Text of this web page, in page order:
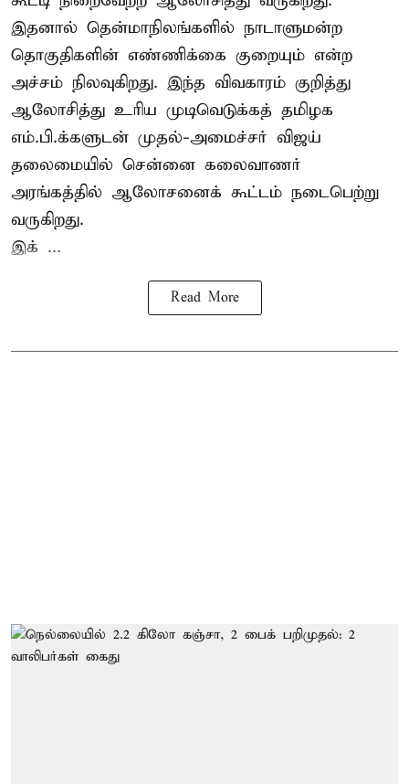
இதனால் தென்மாநிலங்களில் நாடாளுமன்ற
தொகுதிகளின் எண்ணிக்கை குறையும் என்ற
அச்சம் நிலவுகிறது. இந்த விவகாரம் குறித்து
ஆலோசித்து உரிய முடிவெடுக்கத் தமிழக
எம்.பி.க்களுடன் முதல்-அமைச்சர் விஜய்
தலைமையில் சென்னை கலைவாணர்
அரங்கத்தில் ஆலோசனைக் கூட்டம் நடைபெற்று
வருகிறது.
இக் ...
Read More